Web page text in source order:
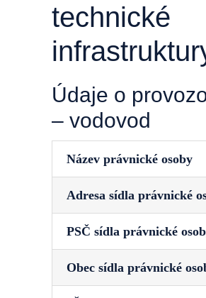
technické
Údaje o
– vodovod
Název právnické osoby
Adresa sídla právnické
PSČ sídla právnické
Obec sídla právnické